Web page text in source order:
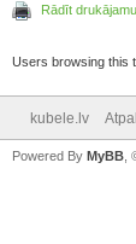
Rādīt
Users browsing this
kubele.lv
Powered By MyBB